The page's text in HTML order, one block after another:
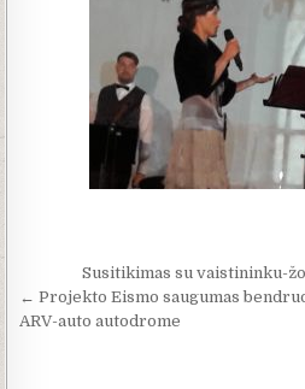
Navigacija tarp
Susitikimas su vaistininku-
← Projekto Eismo saugumas
ARV-auto autodrome